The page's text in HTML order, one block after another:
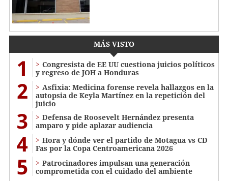
MÁS VISTO
1
Congresista de EE UU cuestiona juicios políticos
y regreso de JOH a Honduras
2
Asfixia: Medicina forense revela hallazgos en la
autopsia de Keyla Martínez en la repetición del
juicio
3
Defensa de Roosevelt Hernández presenta
amparo y pide aplazar audiencia
4
Hora y dónde ver el partido de Motagua vs CD
Fas por la Copa Centroamericana 2026
5
Patrocinadores impulsan una generación
comprometida con el cuidado del ambiente